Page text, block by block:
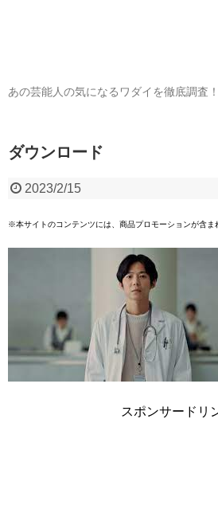
あの芸能人の気になるワダイを徹底調査！
ダウンロード
2023/2/15
※本サイトのコンテンツには、商品プロモーションが含ま
スポンサードリ